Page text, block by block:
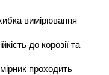
вимірювання
до корозії та
проходить